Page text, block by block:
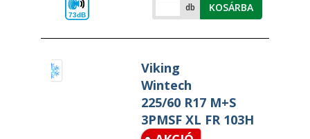
73dB
db KOSÁRBA
Viking
Wintech
225/60 R17 M+S
3PMSF XL FR 103H